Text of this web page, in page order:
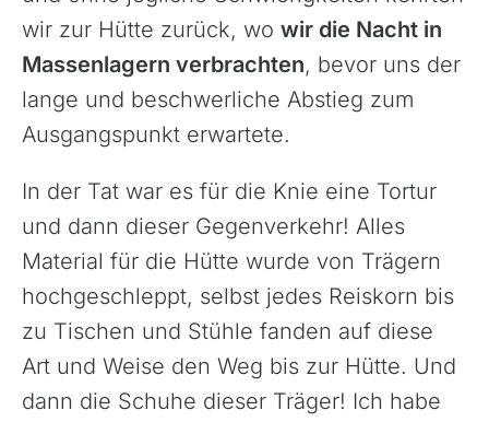
wir zur Hütte zurück, wo wir die Nacht in
Massenlagern verbrachten, bevor uns der
lange und beschwerliche Abstieg zum
Ausgangspunkt erwartete.
In der Tat war es für die Knie eine Tortur
und dann dieser Gegenverkehr! Alles
Material für die Hütte wurde von Trägern
hochgeschleppt, selbst jedes Reiskorn bis
zu Tischen und Stühle fanden auf diese
Art und Weise den Weg bis zur Hütte. Und
dann die Schuhe dieser Träger! Ich habe